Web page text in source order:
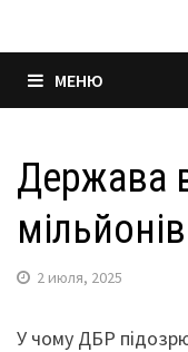
МЕНЮ
Держава
2 июля, 2025
У чому ДБР